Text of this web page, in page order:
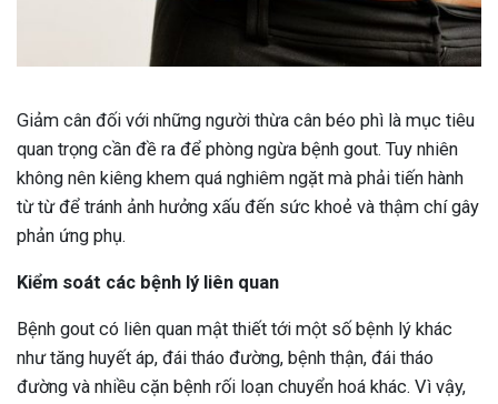
Giảm cân đối với những người thừa cân béo phì là mục tiêu
quan trọng cần đề ra để phòng ngừa bệnh gout. Tuy nhiên
không nên kiêng khem quá nghiêm ngặt mà phải tiến hành
từ từ để tránh ảnh hưởng xấu đến sức khoẻ và thậm chí gây
phản ứng phụ.
Kiểm soát các bệnh lý liên quan
Bệnh gout có liên quan mật thiết tới một số bệnh lý khác
như tăng huyết áp, đái tháo đường, bệnh thận, đái tháo
đường và nhiều cặn bệnh rối loạn chuyển hoá khác. Vì vậy,